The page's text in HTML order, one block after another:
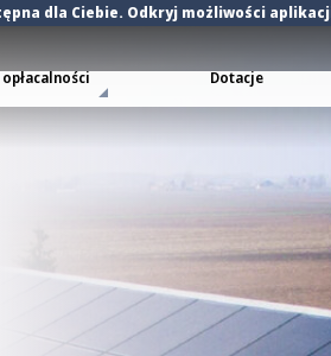
dla Ciebie. Odkryj możliwości
Dotacje